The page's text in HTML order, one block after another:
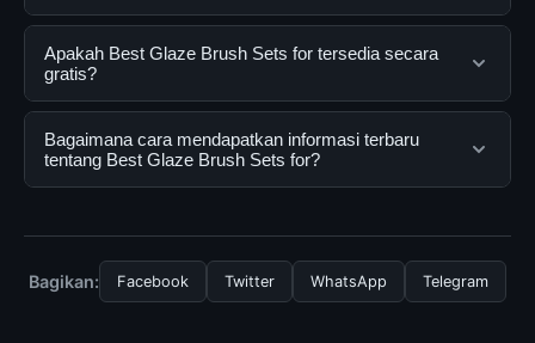
Best Glaze Brush Sets for adalah layanan digital yang
dirancang untuk membantu pengguna mendapatkan
informasi lengkap dan terpercaya. Anda dapat
menggunakannya dengan mengunjungi situs resmi dan
mengikuti panduan yang tersedia.
Apakah Best Glaze Brush Sets for tersedia secara
gratis?
Ya, Best Glaze Brush Sets for dapat diakses secara
gratis oleh semua pengguna. Tidak ada biaya
tersembunyi atau langganan yang diperlukan untuk
Bagaimana cara mendapatkan informasi terbaru
tentang Best Glaze Brush Sets for?
resmi kami secara berkala. Kami selalu memperbarui
konten dengan informasi terkini dan terpercaya.
Bagikan: Facebook Twitter WhatsApp Telegram